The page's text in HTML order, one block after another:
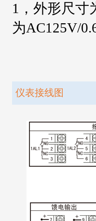
1 ，外形尺寸
为AC125V/
仪表接线图